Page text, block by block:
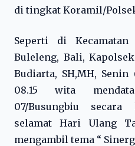
di tingkat Koramil/
Seperti di Kecamatan
Buleleng, Bali,
Budiarta, SH,MH,
08.15 wita
07/Busungbiu secara
selamat Hari Ulang
mengambil tema “